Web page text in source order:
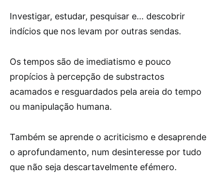
Investigar, estudar, pesquisar e… descobrir
indícios que nos levam por outras sendas.
Os tempos são de imediatismo e pouco
propícios à percepção de substractos
acamados e resguardados pela areia do tempo
ou manipulação humana.
Também se aprende o acriticismo e desaprende
o aprofundamento, num desinteresse por tudo
que não seja descartavelmente efémero.